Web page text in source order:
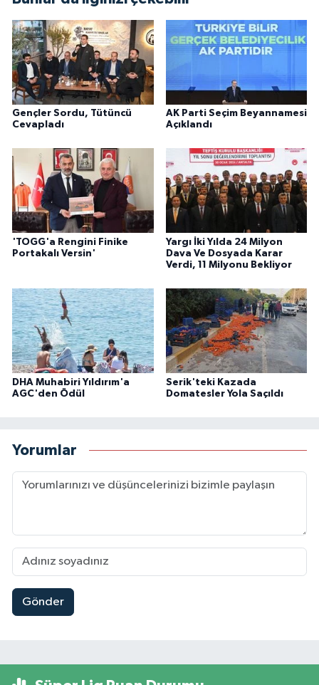
Gençler Sordu, Tütüncü
Cevapladı
AK Parti Seçim Beyannamesi
Açıklandı
'TOGG'a Rengini Finike
Portakalı Versin'
Yargı İki Yılda 24 Milyon
Dava Ve Dosyada Karar
Verdi, 11 Milyonu Bekliyor
DHA Muhabiri Yıldırım'a
AGC'den Ödül
Serik'teki Kazada
Domatesler Yola Saçıldı
Yorumlar
Gönder